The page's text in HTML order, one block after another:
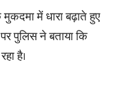
में धारा बढ़ाते हुए
पुलिस ने बताया कि
है।